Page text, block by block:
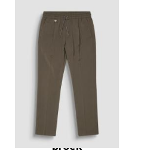
Antony Morato
broek